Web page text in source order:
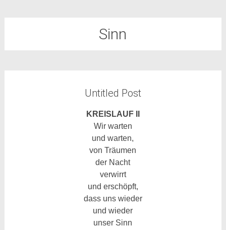
Sinn
Untitled Post
KREISLAUF II
Wir warten
und warten,
von Träumen
der Nacht
verwirrt
und erschöpft,
dass uns wieder
und wieder
unser Sinn